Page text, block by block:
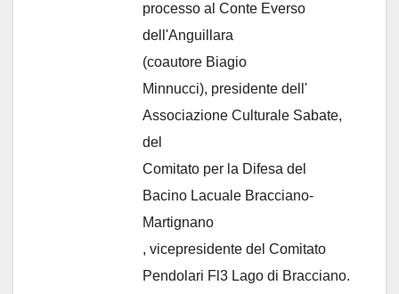
processo al Conte Everso
dell'Anguillara
(coautore Biagio
Minnucci), presidente dell'
Associazione Culturale Sabate,
del
Comitato per la Difesa del
Bacino Lacuale Bracciano-
Martignano
, vicepresidente del Comitato
Pendolari Fl3 Lago di Bracciano.